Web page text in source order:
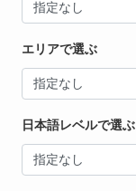
エリアで選ぶ
日本語レベルで選ぶ